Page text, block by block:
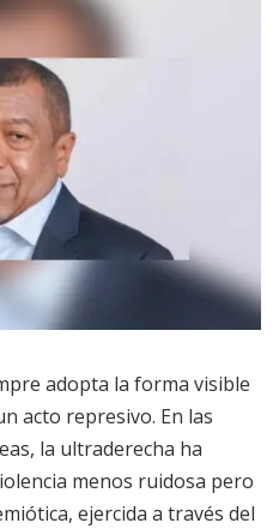
adopta la forma visible
acto represivo. En las
la ultraderecha ha
menos ruidosa pero
ejercida a través del